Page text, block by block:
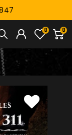
0
0